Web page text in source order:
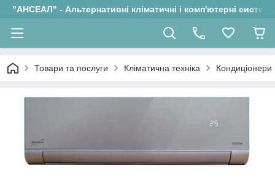
"АНСЕАЛ" - Альтернативні кліматичні і комп'ютерні системи
Товари та послуги Кліматична техніка Кондиціонери